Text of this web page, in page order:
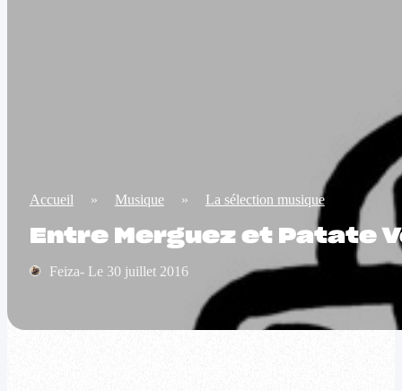
Accueil » Musique » La sélection musique
Entre Merguez et Patate
Feiza- Le 30 juillet 2016